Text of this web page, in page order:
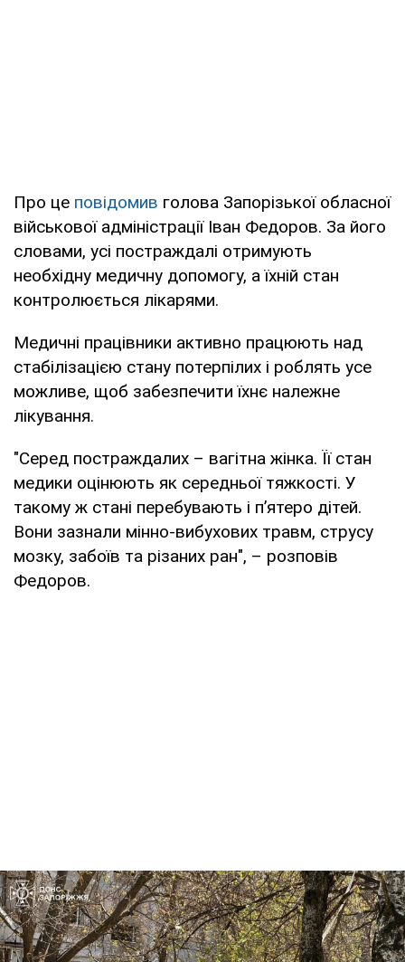
Про це повідомив голова Запорізької обласної
військової адміністрації Іван Федоров. За його
словами, усі постраждалі отримують
необхідну медичну допомогу, а їхній стан
контролюється лікарями.
Медичні працівники активно працюють над
стабілізацією стану потерпілих і роблять усе
можливе, щоб забезпечити їхнє належне
лікування.
"Серед постраждалих – вагітна жінка. Її стан
медики оцінюють як середньої тяжкості. У
такому ж стані перебувають і п’ятеро дітей.
Вони зазнали мінно-вибухових травм, струсу
мозку, забоїв та різаних ран", – розповів
Федоров.